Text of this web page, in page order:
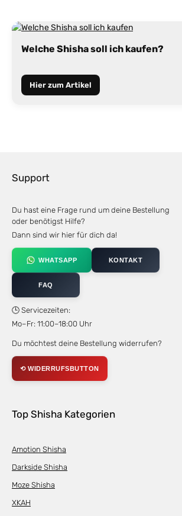
Welche Shisha soll ich kaufen?
Hier zum Artikel
Support
Du hast eine Frage rund um deine Bestellung
oder benötigst Hilfe?
Dann sind wir hier für dich da!
WHATSAPP KONTAKT
FAQ
🕒 Servicezeiten:
Mo–Fr: 11:00–18:00 Uhr
Du möchtest deine Bestellung widerrufen?
⟲ WIDERRUFSBUTTON
Top Shisha Kategorien
Amotion Shisha
Darkside Shisha
Moze Shisha
XKAH